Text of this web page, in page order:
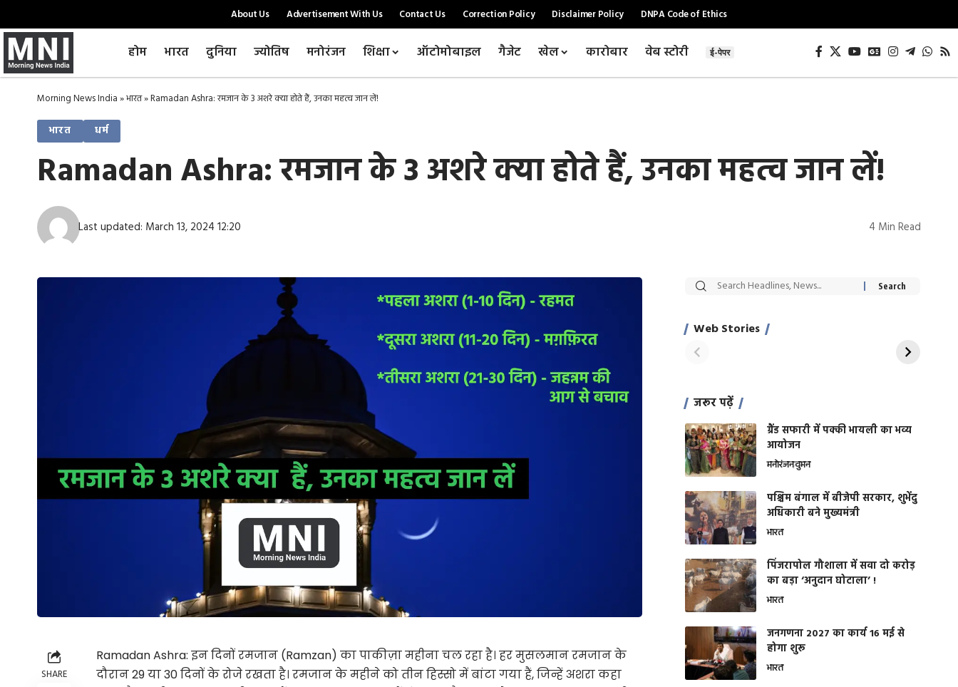
About Us Advertisement With Us Contact Us Correction Policy Disclaimer Policy DNPA Code of Ethics
होम भारत दुनिया ज्योतिष मनोरंजन शिक्षा ऑटोमोबाइल गैजेट खेल कारोबार वेब स्टोरी ई-पेपर
Morning News India»भारत»Ramadan Ashra: रमजान के 3 अशरे क्या होते हैं, उनका महत्व जान लें!
भारत धर्म
Ramadan Ashra: रमजान के 3 अशरे क्या होते हैं, उनका महत्व जान लें!
Last updated: March 13, 2024 12:20 4 Min Read
SHARE
Ramadan Ashra: इन दिनों रमजान (Ramzan) का पाकीज़ा महीना चल रहा है। हर मुसलमानरमजानके
दौरान 29 या 30 दिनों के रोजे रखता है। रमजान के महीने को तीन हिस्सो में बांटा गया हैं, जिन्हें अशरा कहा
Web Stories
सट्टेबाजी में अरेस्ट हुए
साहिल खान
रोज एक कच्चे लहसुन
जरूर पढ़ें
ग्रैंड सफारी में पक्की भायली का भव्य
आयोजन
मनोरंजनवुमन
पश्चिम बंगाल में बीजेपी सरकार, शुभेंदु
अधिकारी बने मुख्यमंत्री
भारत
​पिंजरापोल गौशाला में सवा दो करोड़
का बड़ा ‘अनुदान घोटाला’ !
भारत
जनगणना 2027 का कार्य 16 मई से
होगा शुरू
भारत